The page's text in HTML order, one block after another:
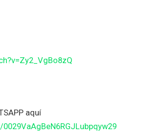
aquí